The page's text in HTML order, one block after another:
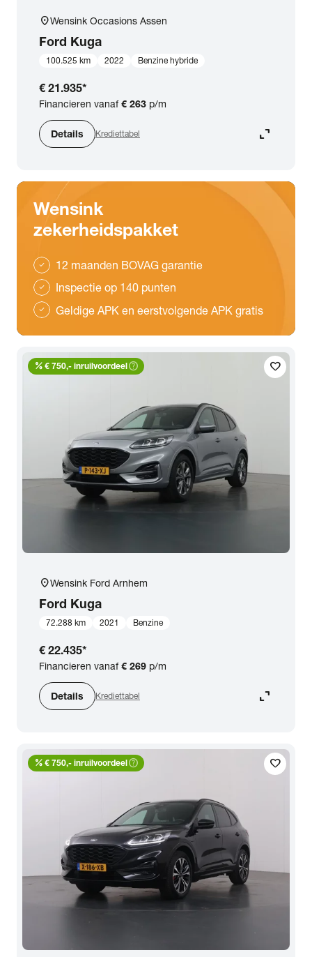
location_onWensink Occasions Assen
Ford Kuga
100.525 km 2022 Benzine hybride
€ 21.935*
Financieren vanaf€ 263 p/m
Details Krediettabel expand_content
Wensink
zekerheidspakket
check 12 maanden BOVAG garantie
check Inspectie op 140 punten
check Geldige APK en eerstvolgende APK gratis
favorite
percent € 750,- inruilvoordeelhelp_outline
location_onWensink Ford Arnhem
Ford Kuga
72.288 km 2021 Benzine
€ 22.435*
Financieren vanaf€ 269 p/m
Details Krediettabel expand_content
favorite
percent € 750,- inruilvoordeelhelp_outline